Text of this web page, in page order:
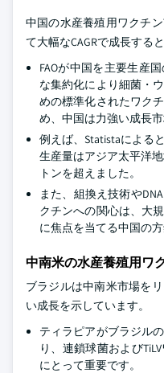
中国の水産養殖用ワクチ
て大幅なCAGRで成長する
FAOが中国を主要生産
な集約化により細菌・
めの標準化されたワク
め、中国は力強い成長
例えば、Statistaによる
生産量はアジア太平洋
トンを超えました。
また、組換え技術や
クチンへの関心は、大
に焦点を当てる中国の
中南米の水産養殖用ワ
ブラジルは中南米市場を
い成長を示しています。
ティラピアがブラジル
り、連鎖球菌および
にとって重要です。